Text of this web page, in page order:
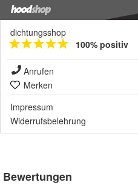
dichtungsshop
100% positiv
Anrufen
Merken
Impressum
Widerrufsbelehrung
Bewertungen